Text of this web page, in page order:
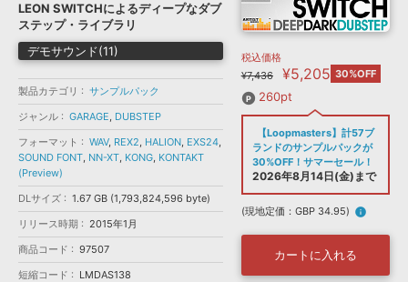
サンプルパック »
ソフトウェア／ツール »
DAW »
効果音 »
BGM »
特集 »
ニュースレター »
SONICWIREブログ »
製品サポート情報 »
DTMガイド »
FAQ »
お問い合わせ »
音楽カード
楽曲配信流通 サービス
無償のサウンド管理ソフト
次世代型 ボーカル・エディタ
SONOCA
ソフト音源 プラグイン・エフェクト
ソフトウェア／ツール 効果音
フォーマット
ランキング
LEON SWITCHによるディープなダブ
ステップ・ライブラリ
デモサウンド(11)
製品カテゴリ
サンプルパック
ジャンル
GARAGE, DUBSTEP
フォーマット
WAV, REX2, HALION, EXS24,
SOUND FONT, NN-XT, KONG, KONTAKT
(Preview)
DLサイズ
1.67 GB (1,793,824,596 byte)
リリース時期
2015年1月
商品コード
97507
短縮コード
LMDAS138
税込価格
¥7,436
¥5,205 30%OFF
260pt
【Loopmasters】計57ブ
ランドのサンプルパックが
30%OFF！サマーセール！
2026年8月14日(金)まで
(現地定価：GBP 34.95) info
カートに入れる